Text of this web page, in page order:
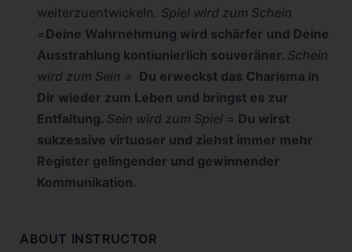
weiterzuentwickeln. Spiel wird zum Schein
=Deine Wahrnehmung wird schärfer und Deine
Ausstrahlung kontiunierlich souveräner. Schein
wird zum Sein = Du erweckst das Charisma in
Dir wieder zum Leben und bringst es zur
Entfaltung. Sein wird zum Spiel = Du wirst
sukzessive virtuoser und ziehst immer mehr
Register gelingender und gewinnender
Kommunikation.
ABOUT INSTRUCTOR